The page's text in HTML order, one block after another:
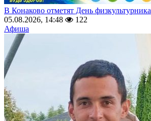
В Конаково отметят День физкультурника
05.08.2026, 14:48
122
Афиша